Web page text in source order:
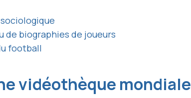
de biographies de joueurs
football
vidéothèque mondiale